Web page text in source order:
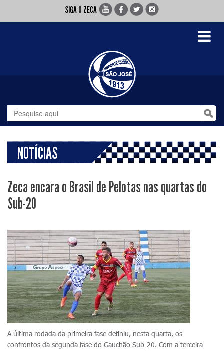
SIGA O ZECA
Toggle
NOTÍCIAS
Zeca encara o Brasil de Pelotas nas quartas do
Sub-20
A última rodada da primeira fase definiu, nesta quarta, os
confrontos da segunda fase do Gauchão Sub-20. Com a terceira